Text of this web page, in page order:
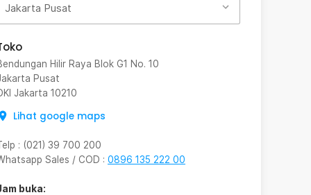
Jakarta Pusat
Hilir Raya Blok G1 No. 10
Pusat
Jakarta 10210
Lihat google maps
: (021) 39 700 200
Sales / COD : 0896 135 222 00
buka: